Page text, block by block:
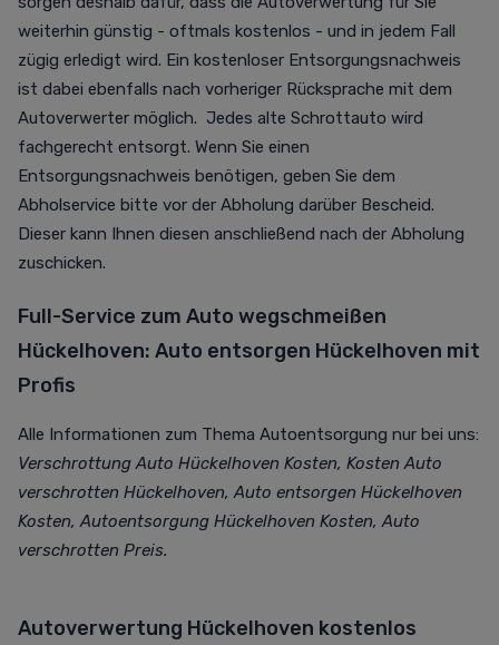
weiterhin günstig - oftmals kostenlos - und in jedem Fall
zügig erledigt wird. Ein kostenloser Entsorgungsnachweis
ist dabei ebenfalls nach vorheriger Rücksprache mit dem
Autoverwerter möglich. Jedes alte Schrottauto wird
fachgerecht entsorgt. Wenn Sie einen
Entsorgungsnachweis benötigen, geben Sie dem
Abholservice bitte vor der Abholung darüber Bescheid.
Dieser kann Ihnen diesen anschließend nach der Abholung
zuschicken.
Full-Service zum Auto wegschmeißen
Hückelhoven: Auto entsorgen Hückelhoven mit
Profis
Alle Informationen zum Thema Autoentsorgung nur bei uns:
Verschrottung Auto Hückelhoven Kosten, Kosten Auto
verschrotten Hückelhoven, Auto entsorgen Hückelhoven
Kosten, Autoentsorgung Hückelhoven Kosten, Auto
verschrotten Preis.
Autoverwertung Hückelhoven kostenlos